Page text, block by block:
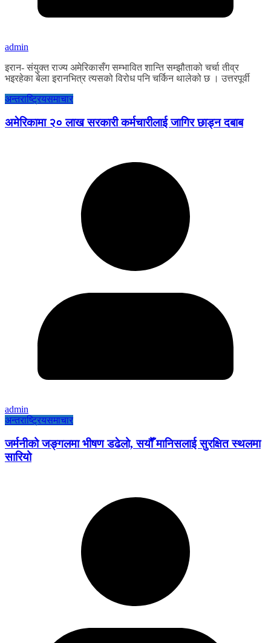
admin
इरान- संयुक्त राज्य अमेरिकासँग सम्भावित शान्ति सम्झौताको चर्चा तीव्र
भइरहेका बेला इरानभित्र त्यसको विरोध पनि चर्किन थालेको छ । उत्तरपूर्वी
अन्तराष्ट्रियसमाचार
अमेरिकामा २० लाख सरकारी कर्मचारीलाई जागिर छाड्न दबाब
admin
अन्तराष्ट्रियसमाचार
जर्मनीको जङ्गलमा भीषण डढेलो, सयौँ मानिसलाई सुरक्षित स्थलमा
सारियो